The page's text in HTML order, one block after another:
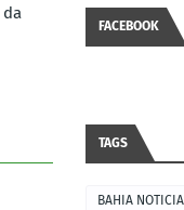
FACEBOOK
TAGS
BAHIA